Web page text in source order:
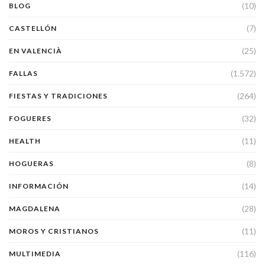
BLOG (10)
CASTELLÓN (7)
EN VALENCIÀ (25)
FALLAS (1.572)
FIESTAS Y TRADICIONES (264)
FOGUERES (32)
HEALTH (11)
HOGUERAS (8)
INFORMACIÓN (14)
MAGDALENA (28)
MOROS Y CRISTIANOS (11)
MULTIMEDIA (116)